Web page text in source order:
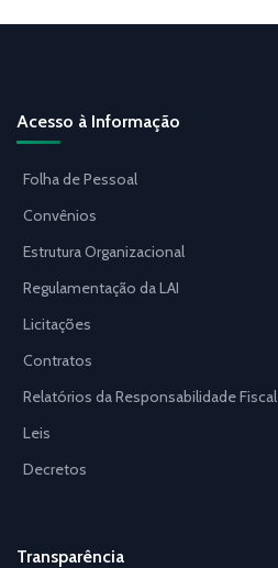
Acesso à Informação
Folha de Pessoal
Convênios
Estrutura Organizacional
Regulamentação da LAI
Licitações
Contratos
Relatórios da Responsabilidade Fiscal
Leis
Decretos
Transparência